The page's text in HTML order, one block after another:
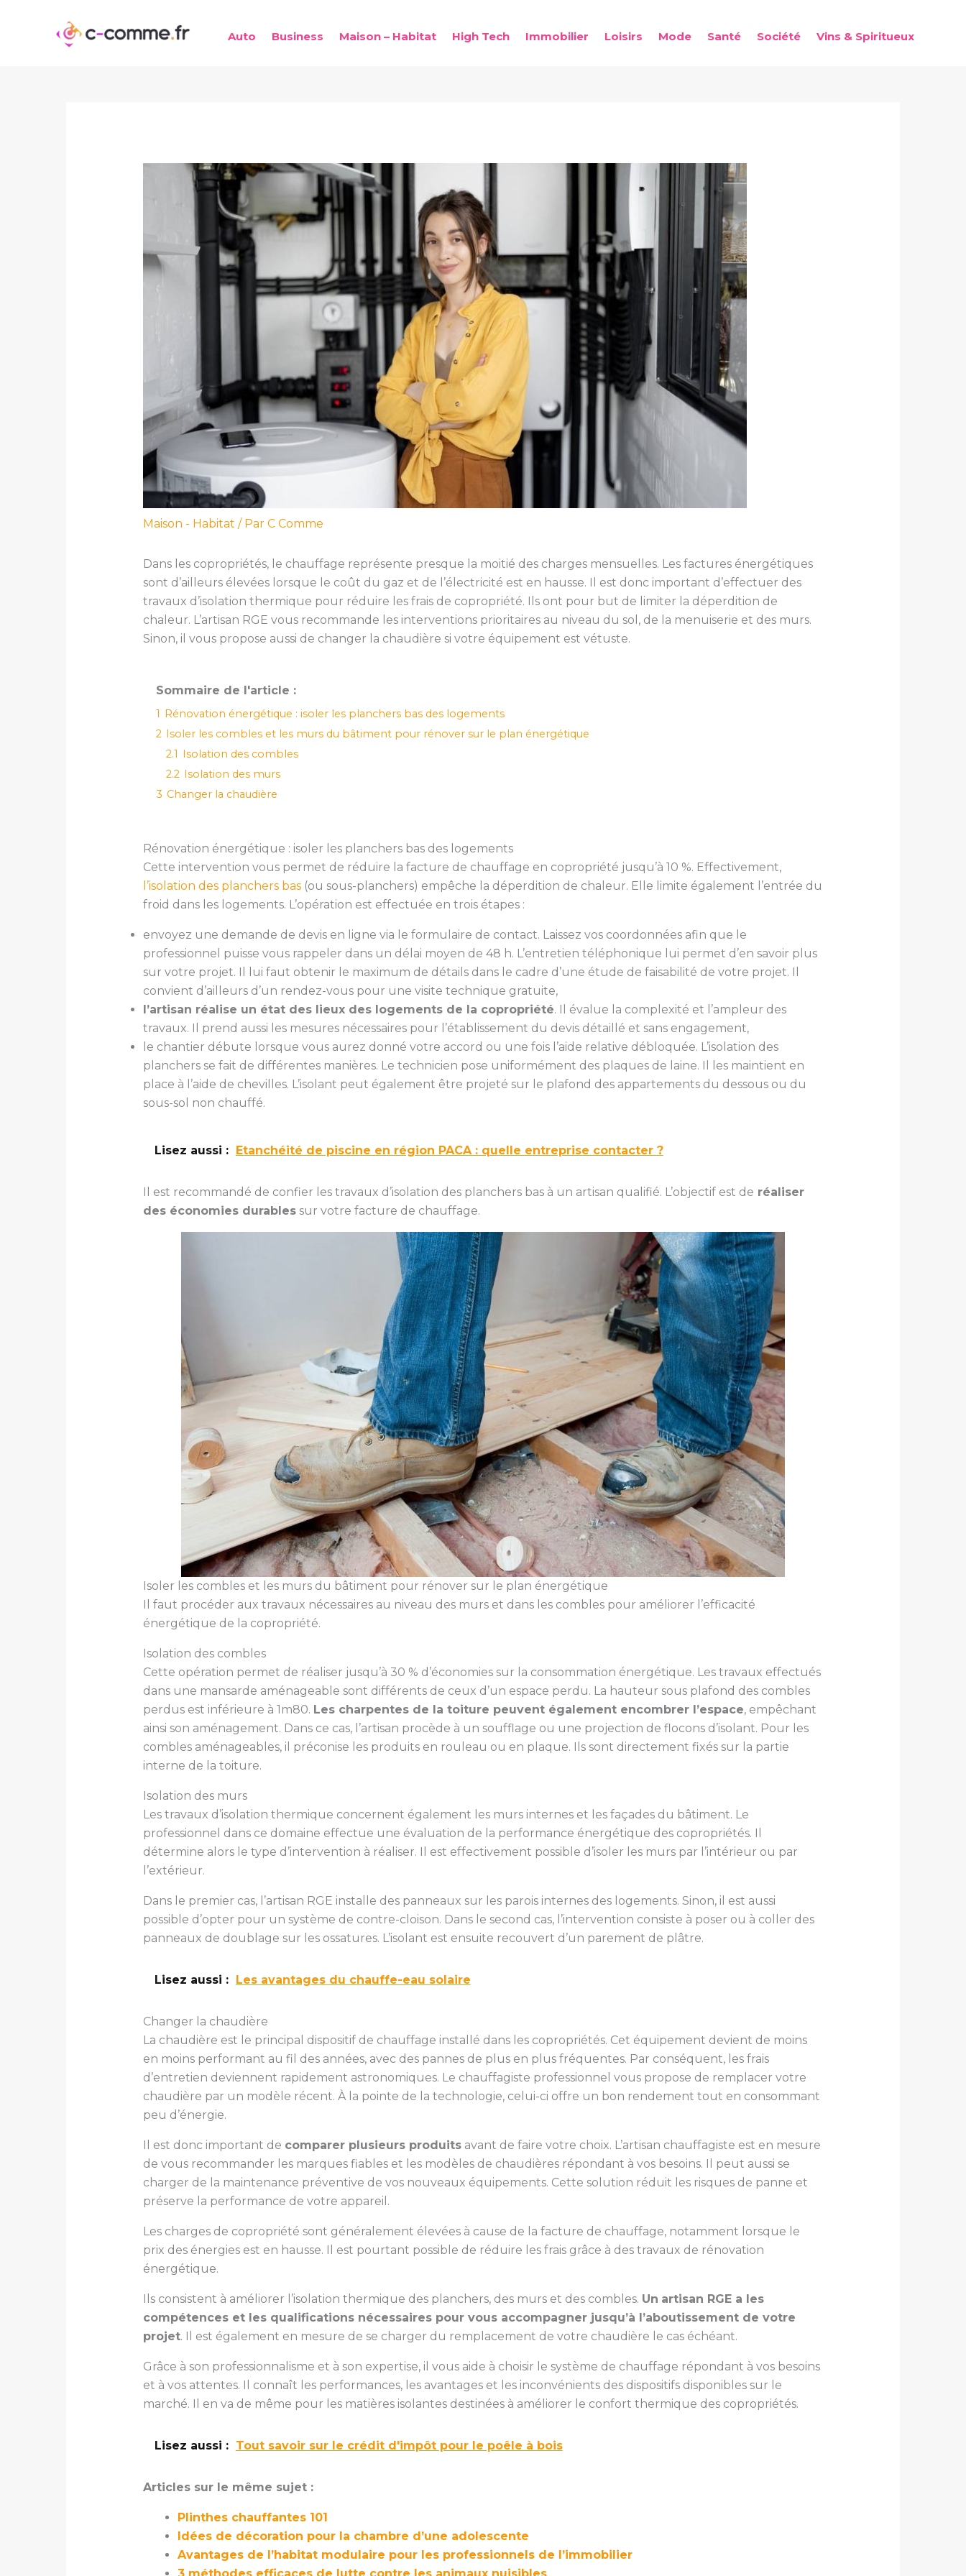
Auto Business Maison – Habitat High Tech Immobilier Loisirs Mode Santé Société Vins & Spiritueux
Maison - Habitat / Par C Comme
Dans les copropriétés, le chauffage représente presque la moitié des charges mensuelles. Les factures énergétiques
sont d’ailleurs élevées lorsque le coût du gaz et de l’électricité est en hausse. Il est donc important d’effectuer des
travaux d’isolation thermique pour réduire les frais de copropriété. Ils ont pour but de limiter la déperdition de
chaleur. L’artisan RGE vous recommande les interventions prioritaires au niveau du sol, de la menuiserie et des murs.
Sinon, il vous propose aussi de changer la chaudière si votre équipement est vétuste.
Sommaire de l'article :
1
Rénovation énergétique : isoler les planchers bas des logements
2
Isoler les combles et les murs du bâtiment pour rénover sur le plan énergétique
2.1
Isolation des combles
2.2
Isolation des murs
3 Changer la chaudière
Rénovation énergétique : isoler les planchers bas des logements
Cette intervention vous permet de réduire la facture de chauffage en copropriété jusqu’à 10 %. Effectivement,
l’isolation des planchers bas(ou sous-planchers) empêche la déperdition de chaleur. Elle limite également l’entrée du
froid dans les logements. L’opération est effectuée en trois étapes :
envoyez une demande de devis en ligne via le formulaire de contact. Laissez vos coordonnées afin que le
professionnel puisse vous rappeler dans un délai moyen de 48 h. L’entretien téléphonique lui permet d’en savoir plus
sur votre projet. Il lui faut obtenir le maximum de détails dans le cadre d’une étude de faisabilité de votre projet. Il
convient d’ailleurs d’un rendez-vous pour une visite technique gratuite,
l’artisan réalise un état des lieux des logements de la copropriété. Il évalue la complexité et l’ampleur des
travaux. Il prend aussi les mesures nécessaires pour l’établissement du devis détaillé et sans engagement,
le chantier débute lorsque vous aurez donné votre accord ou une fois l’aide relative débloquée. L’isolation des
planchers se fait de différentes manières. Le technicien pose uniformément des plaques de laine. Il les maintient en
place à l’aide de chevilles. L’isolant peut également être projeté sur le plafond des appartements du dessous ou du
sous-sol non chauffé.
Lisez aussi : Etanchéité de piscine en région PACA : quelle entreprise contacter ?
Il est recommandé de confier les travaux d’isolation des planchers bas à un artisan qualifié. L’objectif est de réaliser
des économies durablessur votre facture de chauffage.
Isoler les combles et les murs du bâtiment pour rénover sur le plan énergétique
Il faut procéder aux travaux nécessaires au niveau des murs et dans les combles pour améliorer l’efficacité
énergétique de la copropriété.
Isolation des combles
Cette opération permet de réaliser jusqu’à 30 % d’économies sur la consommation énergétique. Les travaux effectués
dans une mansarde aménageable sont différents de ceux d’un espace perdu. La hauteur sous plafond des combles
perdus est inférieure à 1m80. Les charpentes de la toiture peuvent également encombrer l’espace, empêchant
ainsi son aménagement. Dans ce cas, l’artisan procède à un soufflage ou une projection de flocons d’isolant. Pour les
combles aménageables, il préconise les produits en rouleau ou en plaque. Ils sont directement fixés sur la partie
interne de la toiture.
Isolation des murs
Les travaux d’isolation thermique concernent également les murs internes et les façades du bâtiment. Le
professionnel dans ce domaine effectue une évaluation de la performance énergétique des copropriétés. Il
détermine alors le type d’intervention à réaliser. Il est effectivement possible d’isoler les murs par l’intérieur ou par
l’extérieur.
Dans le premier cas, l’artisan RGE installe des panneaux sur les parois internes des logements. Sinon, il est aussi
possible d’opter pour un système de contre-cloison. Dans le second cas, l’intervention consiste à poser ou à coller des
panneaux de doublage sur les ossatures. L’isolant est ensuite recouvert d’un parement de plâtre.
Lisez aussi : Les avantages du chauffe-eau solaire
Changer la chaudière
La chaudière est le principal dispositif de chauffage installé dans les copropriétés. Cet équipement devient de moins
en moins performant au fil des années, avec des pannes de plus en plus fréquentes. Par conséquent, les frais
d’entretien deviennent rapidement astronomiques. Le chauffagiste professionnel vous propose de remplacer votre
chaudière par un modèle récent. À la pointe de la technologie, celui-ci offre un bon rendement tout en consommant
peu d’énergie.
Il est donc important de comparer plusieurs produitsavant de faire votre choix. L’artisan chauffagiste est en mesure
de vous recommander les marques fiables et les modèles de chaudières répondant à vos besoins. Il peut aussi se
charger de la maintenance préventive de vos nouveaux équipements. Cette solution réduit les risques de panne et
préserve la performance de votre appareil.
Les charges de copropriété sont généralement élevées à cause de la facture de chauffage, notamment lorsque le
prix des énergies est en hausse. Il est pourtant possible de réduire les frais grâce à des travaux de rénovation
énergétique.
Ils consistent à améliorer l’isolation thermique des planchers, des murs et des combles. Un artisan RGE a les
compétences et les qualifications nécessaires pour vous accompagner jusqu’à l’aboutissement de votre
projet. Il est également en mesure de se charger du remplacement de votre chaudière le cas échéant.
Grâce à son professionnalisme et à son expertise, il vous aide à choisir le système de chauffage répondant à vos besoins
et à vos attentes. Il connaît les performances, les avantages et les inconvénients des dispositifs disponibles sur le
marché. Il en va de même pour les matières isolantes destinées à améliorer le confort thermique des copropriétés.
Lisez aussi : Tout savoir sur le crédit d'impôt pour le poêle à bois
Articles sur le même sujet :
Plinthes chauffantes 101
Idées de décoration pour la chambre d’une adolescente
Avantages de l’habitat modulaire pour les professionnels de l’immobilier